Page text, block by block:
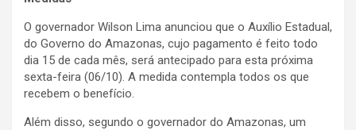
O governador Wilson Lima anunciou que o Auxílio Estadual,
do Governo do Amazonas, cujo pagamento é feito todo
dia 15 de cada mês, será antecipado para esta próxima
sexta-feira (06/10). A medida contempla todos os que
recebem o benefício.
Além disso, segundo o governador do Amazonas, um